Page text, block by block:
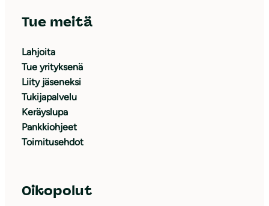
Tue meitä
Lahjoita
Tue yrityksenä
Liity jäseneksi
Tukijapalvelu
Keräyslupa
Pankkiohjeet
Toimitusehdot
Oikopolut